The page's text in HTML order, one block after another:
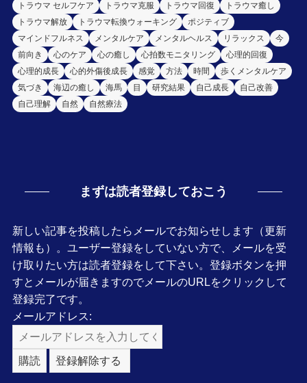
トラウマ セルフケア
トラウマ克服 トラウマ回復
トラウマ癒し
トラウマ解放
トラウマ転換ウォーキング
ポジティブ
マインドフルネス
メンタルケア メンタルヘルス リラックス
今
前向き
心のケア 心の癒し 心拍数モニタリング
心理的回復
心理的成長
心的外傷後成長 感覚 方法 時間
歩くメンタルケア
気づき
海辺の癒し 海馬 目 研究結果 自己成長
自己改善
自己理解
自然 自然療法
まずは読者登録しておこう
新しい記事を投稿したらメールでお知らせします（更新
情報も）。ユーザー登録をしていない方で、メールを受
け取りたい方は読者登録をして下さい。登録ボタンを押
すとメールが届きますのでメールのURLをクリックして
登録完了です。
メールアドレス: